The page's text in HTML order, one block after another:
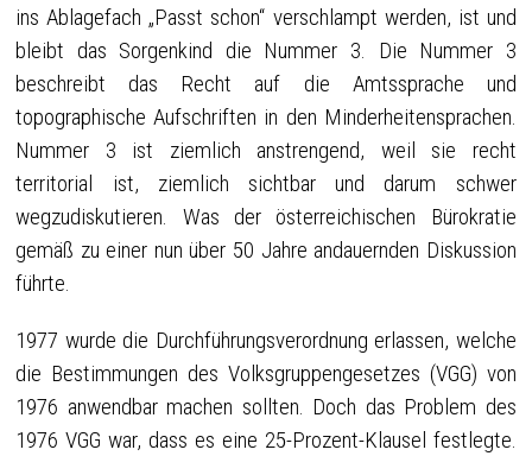
ins Ablagefach „Passt schon“ verschlampt werden, ist und
bleibt das Sorgenkind die Nummer 3. Die Nummer 3
beschreibt das Recht auf die Amtssprache und
topographische Aufschriften in den Minderheitensprachen.
Nummer 3 ist ziemlich anstrengend, weil sie recht
territorial ist, ziemlich sichtbar und darum schwer
wegzudiskutieren. Was der österreichischen Bürokratie
gemäß zu einer nun über 50 Jahre andauernden Diskussion
führte.
1977 wurde die Durchführungsverordnung erlassen, welche
die Bestimmungen des Volksgruppengesetzes (VGG) von
1976 anwendbar machen sollten. Doch das Problem des
1976 VGG war, dass es eine 25-Prozent-Klausel festlegte.